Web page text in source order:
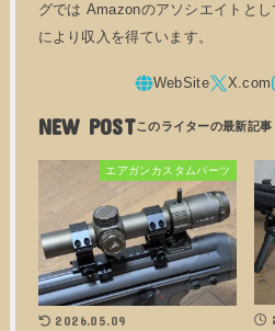
グでは Amazonのアソシエイトと
により収入を得ています。
NEW POST
エアガンカスタムパーツ
2026.05.09